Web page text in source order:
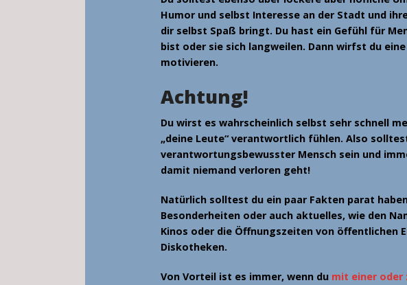
Humor und selbst Interesse an der Stadt und
dir selbst Spaß bringt. Du hast ein Gefühl für
bist oder sie sich langweilen. Dann wirfst du
motivieren.
Achtung!
Du wirst es wahrscheinlich selbst sehr schnell
„deine Leute“ verantwortlich fühlen. Also
verantwortungsbewusster Mensch sein und
damit niemand verloren geht!
Natürlich solltest du ein paar Fakten parat
Besonderheiten oder auch aktuelles, wie den
Kinos oder die Öffnungszeiten von öffentlichen
Diskotheken.
Von Vorteil ist es immer, wenn du mit einer oder